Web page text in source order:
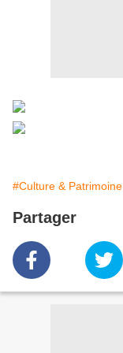
#Culture & Patrimoine
Partager